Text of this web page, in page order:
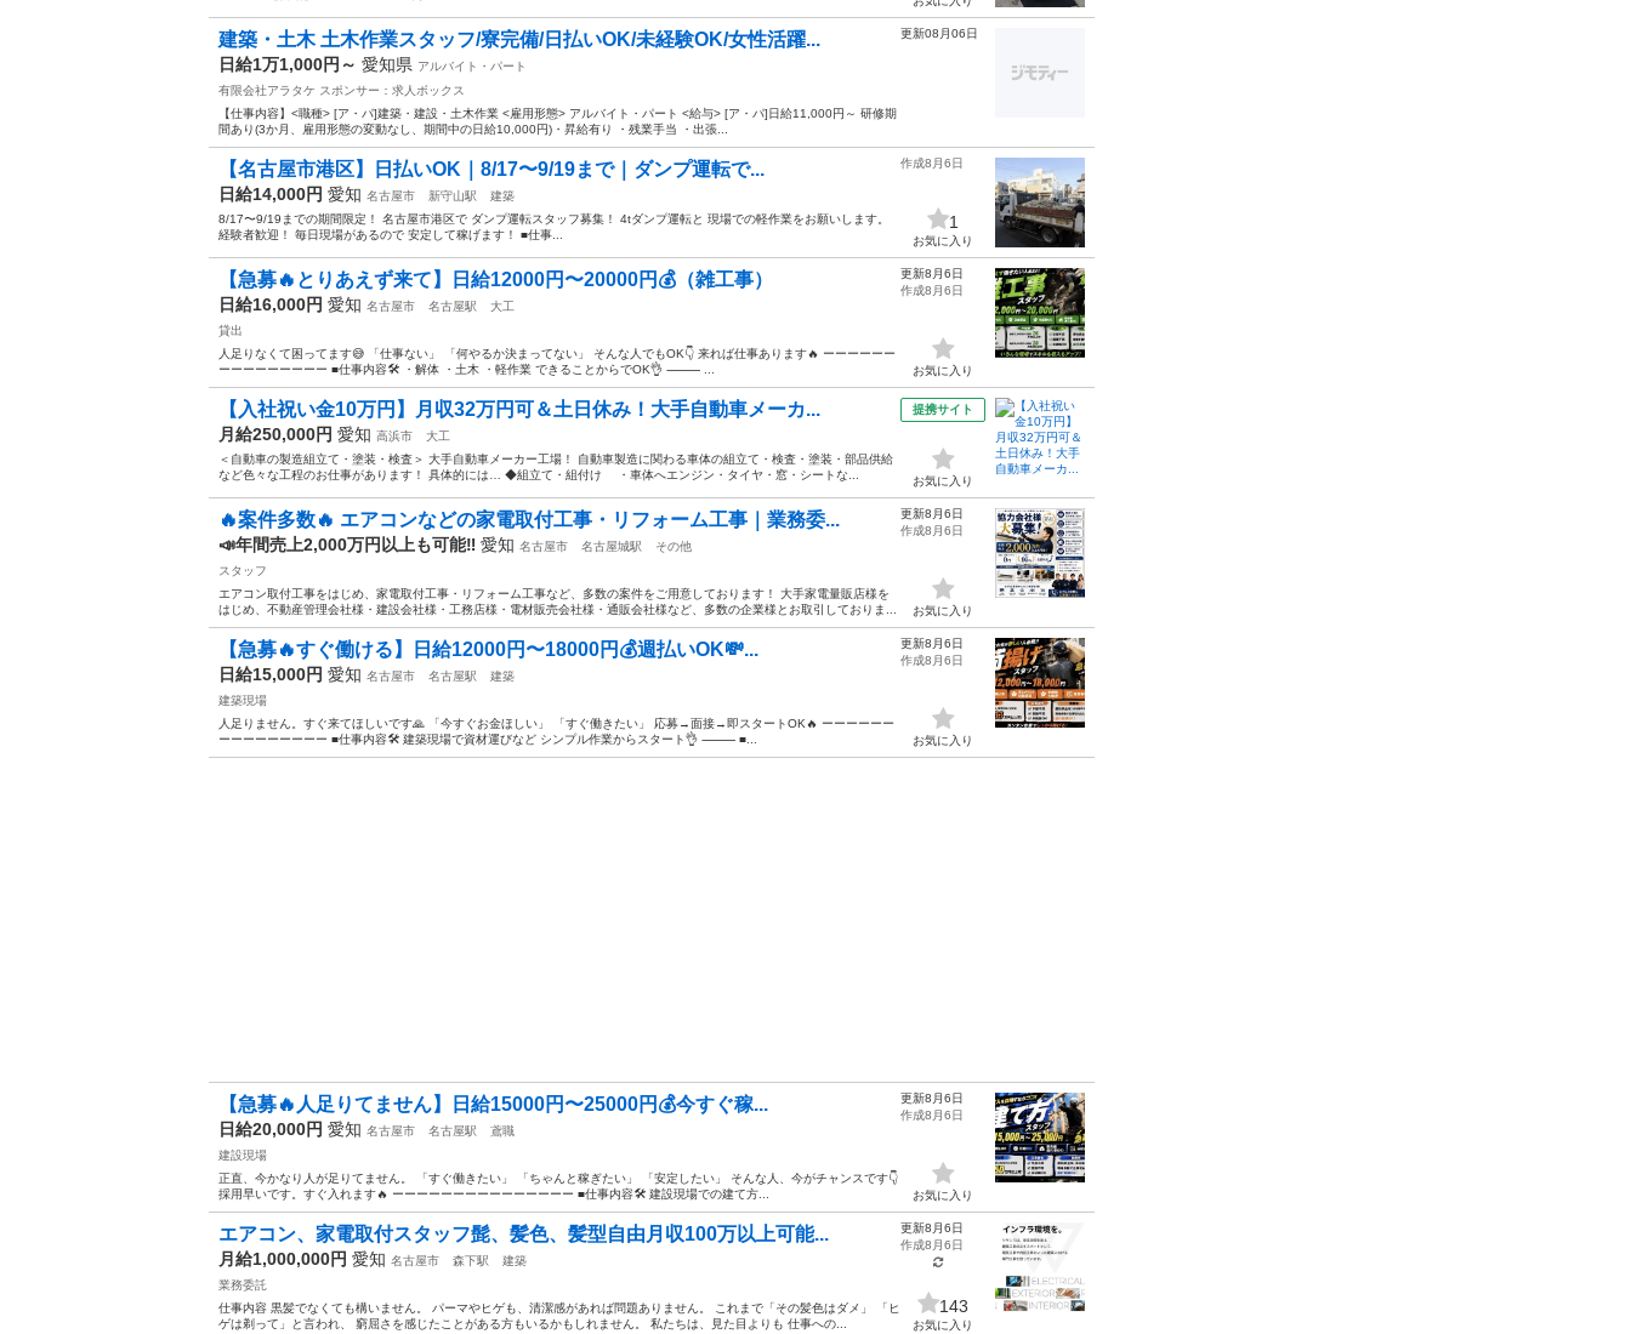
建築・土木 土木作業スタッフ/寮完備/日払いOK/未経験OK/女性活躍...
日給1万1,000円～ 愛知県 アルバイト・パート
有限会社アラタケ スポンサー：求人ボックス
【仕事内容】<職種> [ア・パ]建築・建設・土木作業 <雇用形態> アルバイト・パート <給与> [ア・パ]日給11,000円～ 研修期
間あり(3か月、雇用形態の変動なし、期間中の日給10,000円)・昇給有り ・残業手当 ・出張...
更新08月06日
【名古屋市港区】日払いOK｜8/17〜9/19まで｜ダンプ運転で...
日給14,000円 愛知 名古屋市 新守山駅
建築
8/17〜9/19までの期間限定！ 名古屋市港区で ダンプ運転スタッフ募集！ 4tダンプ運転と 現場での軽作業をお願いします。
経験者歓迎！ 毎日現場があるので 安定して稼げます！ ■仕事...
作成8月6日
1
お気に入り
【急募🔥とりあえず来て】日給12000円〜20000円💰（雑工事）
日給16,000円 愛知 名古屋市 名古屋駅
大工
貸出
人足りなくて困ってます😅 「仕事ない」 「何やるか決まってない」 そんな人でもOK👇 来れば仕事あります🔥 ーーーーーー
ーーーーーーーーー ■仕事内容🛠️ ・解体 ・土木 ・軽作業 できることからでOK👌 ⸻ ...
更新8月6日
作成8月6日
お気に入り
【入社祝い金10万円】月収32万円可＆土日休み！大手自動車メーカ...
月給250,000円 愛知 高浜市
大工
＜自動車の製造組立て・塗装・検査＞ 大手自動車メーカー工場！ 自動車製造に関わる車体の組立て・検査・塗装・部品供給
など色々な工程のお仕事があります！ 具体的には… ◆組立て・組付け ・車体へエンジン・タイヤ・窓・シートな...
提携サイト
お気に入り
🔥案件多数🔥 エアコンなどの家電取付工事・リフォーム工事｜業務委...
📣年間売上2,000万円以上も可能‼️ 愛知 名古屋市 名古屋城駅
その他
スタッフ
エアコン取付工事をはじめ、家電取付工事・リフォーム工事など、多数の案件をご用意しております！ 大手家電量販店様を
はじめ、不動産管理会社様・建設会社様・工務店様・電材販売会社様・通販会社様など、多数の企業様とお取引しておりま...
更新8月6日
作成8月6日
お気に入り
【急募🔥すぐ働ける】日給12000円〜18000円💰週払いOK💸...
日給15,000円 愛知 名古屋市 名古屋駅
建築
建築現場
人足りません。すぐ来てほしいです🙏 「今すぐお金ほしい」 「すぐ働きたい」 応募→面接→即スタートOK🔥 ーーーーーー
ーーーーーーーーー ■仕事内容🛠️ 建築現場で資材運びなど シンプル作業からスタート👌 ⸻ ■...
更新8月6日
作成8月6日
お気に入り
【急募🔥人足りてません】日給15000円〜25000円💰今すぐ稼...
日給20,000円 愛知 名古屋市 名古屋駅
鳶職
建設現場
正直、今かなり人が足りてません。 「すぐ働きたい」 「ちゃんと稼ぎたい」 「安定したい」 そんな人、今がチャンスです👇
採用早いです。すぐ入れます🔥 ーーーーーーーーーーーーーーー ■仕事内容🛠️ 建設現場での建て方...
更新8月6日
作成8月6日
お気に入り
エアコン、家電取付スタッフ髭、髪色、髪型自由月収100万以上可能...
月給1,000,000円 愛知 名古屋市 森下駅
建築
業務委託
仕事内容 黒髪でなくても構いません。 パーマやヒゲも、清潔感があれば問題ありません。 これまで「その髪色はダメ」 「ヒ
ゲは剃って」と言われ、 窮屈さを感じたことがある方もいるかもしれません。 私たちは、見た目よりも 仕事への...
更新8月6日
作成8月6日
143
お気に入り